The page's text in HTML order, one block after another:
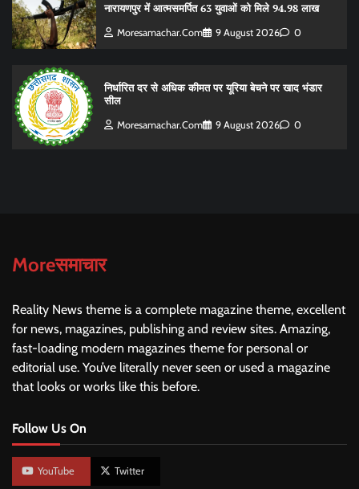
नारायणपुर में आत्मसमर्पित 63 युवाओं को मिले 94.98 लाख
Moresamachar.com 9 August 2026 0
निर्धारित दर से अधिक कीमत पर यूरिया बेचने पर खाद भंडार
सील
Moresamachar.com 9 August 2026 0
Moreसमाचार
Reality News theme is a complete magazine theme, excellent
for news, magazines, publishing and review sites. Amazing,
fast-loading modern magazines theme for personal or
editorial use. You’ve literally never seen or used a magazine
that looks or works like this before.
Follow Us On
YouTube Twitter